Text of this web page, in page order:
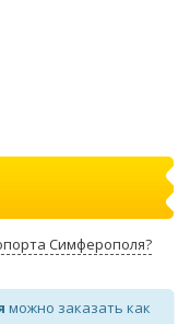
Симферополя?
можно заказать как